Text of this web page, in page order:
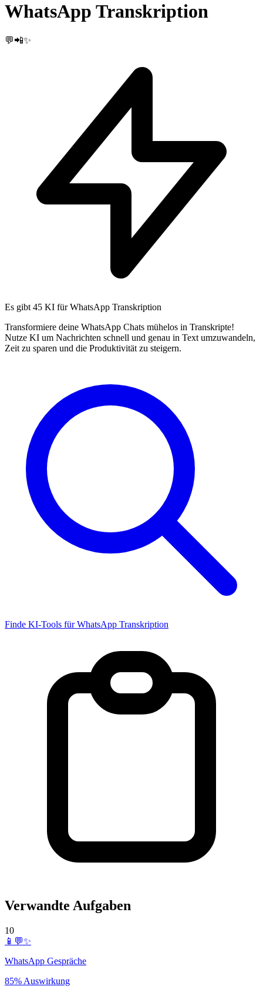
WhatsApp Transkription
💬📲✨
Es gibt 45 KI für WhatsApp Transkription
Transformiere deine WhatsApp Chats mühelos in Transkripte!
Nutze KI um Nachrichten schnell und genau in Text umzuwandeln,
Zeit zu sparen und die Produktivität zu steigern.
Finde KI-Tools für WhatsApp Transkription
Verwandte Aufgaben
10
📱💬✨
WhatsApp Gespräche
85% Auswirkung